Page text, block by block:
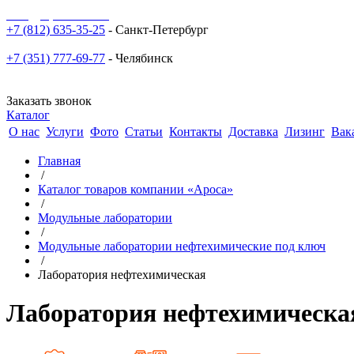
+7 (812) 635-35-25 - Санкт-Петербург
+7 (351) 777-69-77 - Челябинск
Заказать звонок
Каталог
О нас Услуги Фото Статьи Контакты Доставка Лизинг
Главная
/
Каталог товаров компании «Ароса»
/
Модульные лаборатории
/
Модульные лаборатории нефтехимические под ключ
/
Лаборатория нефтехимическая
Лаборатория